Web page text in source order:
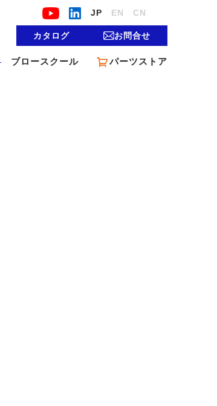
JP EN CN
カタログ お問合せ
ブロースクール パーツストア